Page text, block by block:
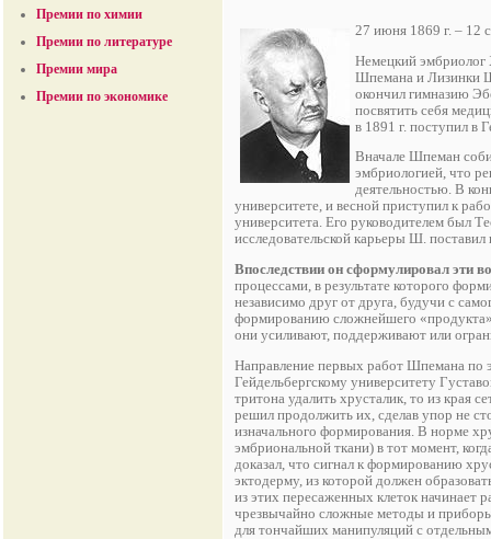
Премии по химии
Премии по литературе
Премии мира
Премии по экономике
27 июня 1869 г. – 12
Немецкий эмбриолог
Шпемана и Лизинки
окончил гимназию
посвятить себя
в 1891 г. поступил в
Вначале Шпеман
эмбриологией, что
деятельностью. В
университете, и весной приступил к
университета. Его руководителем был
исследовательской карьеры Ш.
Впоследствии он сформулировал эти
процессами, в результате которого
независимо друг от друга, будучи с
формированию сложнейшего «продукта»
они усиливают, поддерживают или
Направление первых работ Шпемана по
Гейдельбергскому университету
тритона удалить хрусталик, то из края
решил продолжить их, сделав упор не
изначального формирования. В норме
эмбриональной ткани) в тот момент,
доказал, что сигнал к формированию
эктодерму, из которой должен
из этих пересаженных клеток начинает
чрезвычайно сложные методы и
для тончайших манипуляций с